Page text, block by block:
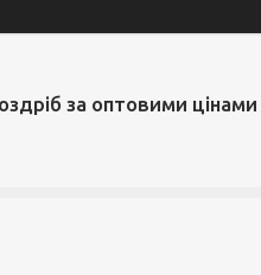
за оптовими цінами